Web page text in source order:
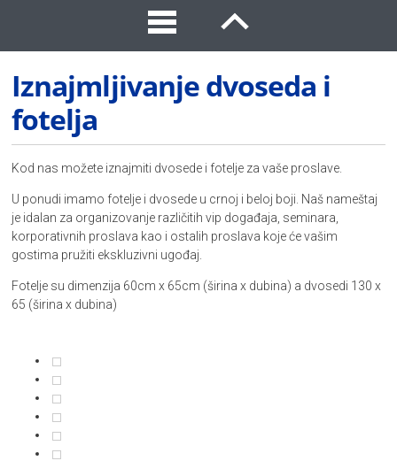
Iznajmljivanje dvoseda i
fotelja
Kod nas možete iznajmiti dvosede i fotelje za vaše proslave.
U ponudi imamo fotelje i dvosede u crnoj i beloj boji. Naš nameštaj
je idalan za organizovanje različitih vip događaja, seminara,
korporativnih proslava kao i ostalih proslava koje će vašim
gostima pružiti ekskluzivni ugođaj.
Fotelje su dimenzija 60cm x 65cm (širina x dubina) a dvosedi 130 x
65 (širina x dubina)